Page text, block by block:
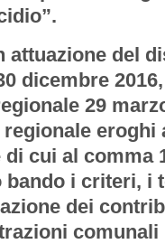
attuazione del
dicembre
29
cui al comma
i criteri, i
dei